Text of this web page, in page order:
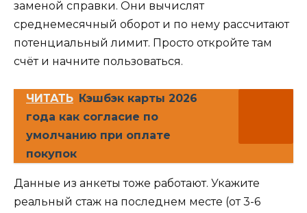
заменой справки. Они вычислят
среднемесячный оборот и по нему рассчитают
потенциальный лимит. Просто откройте там
счёт и начните пользоваться.
ЧИТАТЬ Кэшбэк карты 2026
года как согласие по
умолчанию при оплате
покупок
Данные из анкеты тоже работают. Укажите
реальный стаж на последнем месте (от 3-6